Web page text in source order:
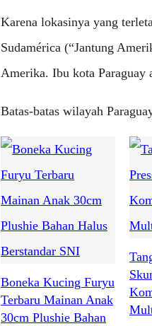
Karena lokasinya yang
Sudamérica (“Jantung
Amerika. Ibu kota Paraguay
Batas-batas wilayah
Boneka Kucing Furyu
Terbaru Mainan Anak
30cm Plushie Bahan